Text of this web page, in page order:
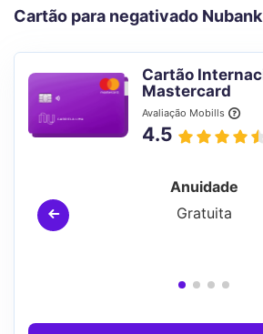
Cartão para negativado Nubank
Cartão
Mastercard
Avaliação Mobills
4.5
Anuidade
Gratuita